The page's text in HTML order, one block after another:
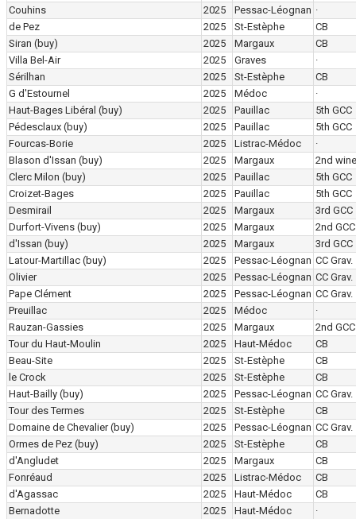
Couhins
2025 Pessac-Léognan ·
de Pez
2025 St-Estèphe
CB
Siran (buy) 2025 Margaux
CB
Villa Bel-Air
2025 Graves
·
Sérilhan
2025 St-Estèphe
CB
G d'Estournel
2025 Médoc
·
Haut-Bages Libéral (buy) 2025 Pauillac
5th GCC
Pédesclaux (buy) 2025 Pauillac
5th GCC
Fourcas-Borie
2025 Listrac-Médoc
·
Blason d'Issan (buy) 2025 Margaux
2nd wine
Clerc Milon (buy) 2025 Pauillac
5th GCC
Croizet-Bages
2025 Pauillac
5th GCC
Desmirail
2025 Margaux
3rd GCC
Durfort-Vivens (buy) 2025 Margaux
2nd GCC
d'Issan (buy) 2025 Margaux
3rd GCC
Latour-Martillac (buy) 2025 Pessac-Léognan CC Grav.
Olivier
2025 Pessac-Léognan CC Grav.
Pape Clément
2025 Pessac-Léognan CC Grav.
Preuillac
2025 Médoc
·
Rauzan-Gassies
2025 Margaux
2nd GCC
Tour du Haut-Moulin
2025 Haut-Médoc
CB
Beau-Site
2025 St-Estèphe
CB
le Crock
2025 St-Estèphe
CB
Haut-Bailly (buy) 2025 Pessac-Léognan CC Grav.
Tour des Termes
2025 St-Estèphe
CB
Domaine de Chevalier (buy) 2025 Pessac-Léognan CC Grav.
Ormes de Pez (buy) 2025 St-Estèphe
CB
d'Angludet
2025 Margaux
CB
Fonréaud
2025 Listrac-Médoc
CB
d'Agassac
2025 Haut-Médoc
CB
Bernadotte
2025 Haut-Médoc ·